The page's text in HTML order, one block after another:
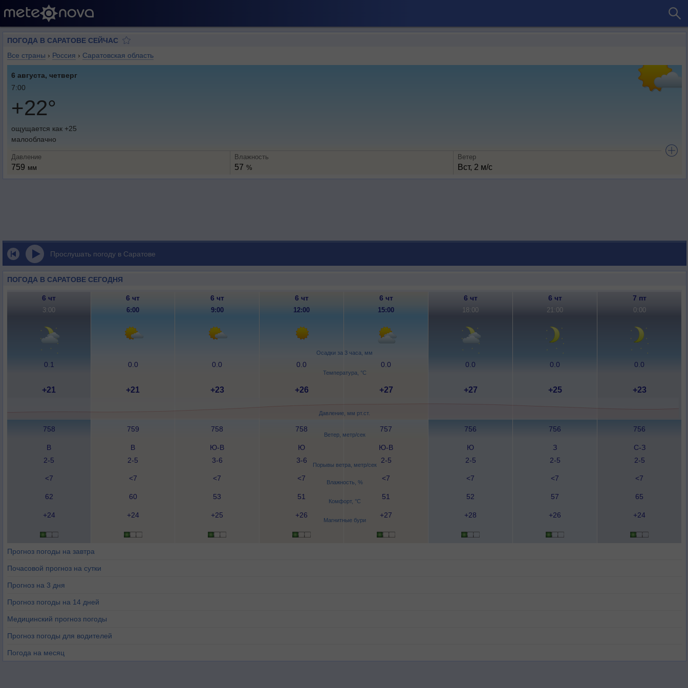
ПОГОДА В САРАТОВЕ СЕЙЧАС
Все страны › Россия › Саратовская область
6 августа, четверг
7:00
+22°
ощущается как +25
малооблачно
Давление
759 мм
Влажность
57 %
Ветер
Вст, 2 м/с
Прослушать погоду в Саратове
ПОГОДА В САРАТОВЕ СЕГОДНЯ
Осадки за 3 часа, мм
Температура, °C
Давление, мм рт.ст.
Ветер, метр/сек
Порывы ветра, метр/сек
Влажность, %
Комфорт, °C
Магнитные бури
6 чт 6 чт 6 чт 6 чт 6 чт 6 чт 6 чт 7 пт
3:00 6:00 9:00 12:00 15:00 18:00 21:00 0:00
0.1 0.0 0.0 0.0 0.0 0.0 0.0 0.0
+21 +21 +23 +26 +27 +27 +25 +23
758 759 758 758 757 756 756 756
В
2-5
В
2-5
Ю-В
3-6
Ю
3-6
Ю-В
2-5
Ю
2-5
З
2-5
С-З
2-5
<7 <7 <7 <7 <7 <7 <7 <7
62 60 53 51 51 52 57 65
+24 +24 +25 +26 +27 +28 +26 +24
Прогноз погоды на завтра
Почасовой прогноз на сутки
Прогноз на 3 дня
Прогноз погоды на 14 дней
Медицинский прогноз погоды
Прогноз погоды для водителей
Погода на месяц